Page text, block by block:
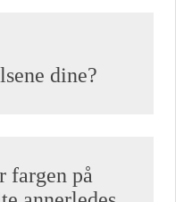
dine?
fargen på